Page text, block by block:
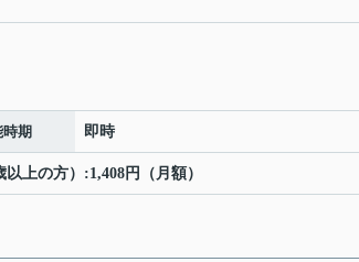
時期 即時
上の方）:1,408円（月額）